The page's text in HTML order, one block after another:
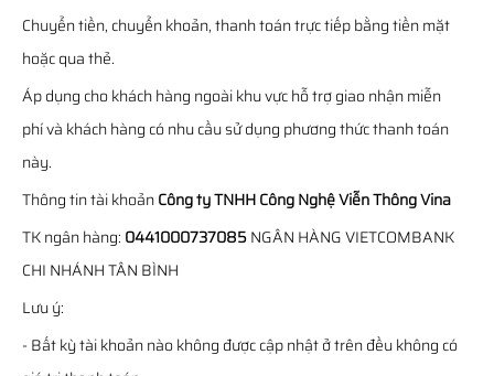
Chuyển tiền, chuyển khoản, thanh toán trực tiếp bằng tiền mặt
hoặc qua thẻ.
Áp dụng cho khách hàng ngoài khu vực hỗ trợ giao nhận miễn
phí và khách hàng có nhu cầu sử dụng phương thức thanh toán
này.
Thông tin tài khoảnCông ty TNHH Công Nghệ Viễn Thông Vina
TK ngân hàng: 0441000737085NGÂN HÀNG VIETCOMBANK
CHI NHÁNH TÂN BÌNH
Lưu ý:
- Bất kỳ tài khoản nào không được cập nhật ở trên đều không có